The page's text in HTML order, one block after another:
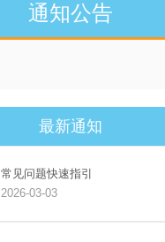
通知公告
最新通知
常见问题快速指引
2026-03-03